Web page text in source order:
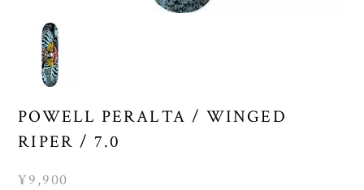
POWELL PERALTA / WINGED
RIPER / 7.0
¥9,900